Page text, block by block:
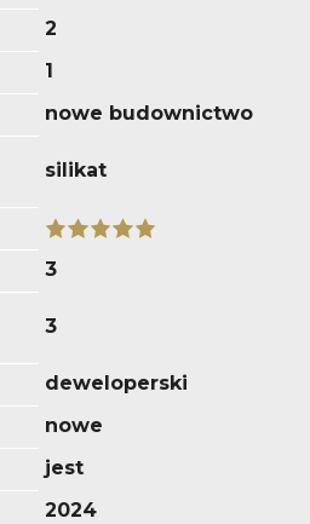
2
1
nowe budownictwo
silikat
3
3
deweloperski
nowe
jest
2024